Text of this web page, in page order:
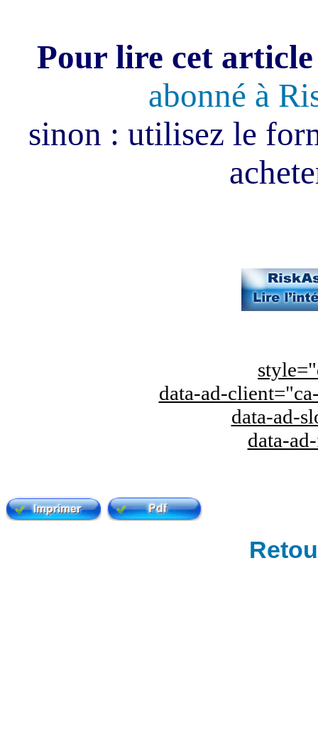
Pour lire cet
abonné à
sinon : utilisez le
data-ad-
data-ad-
data-